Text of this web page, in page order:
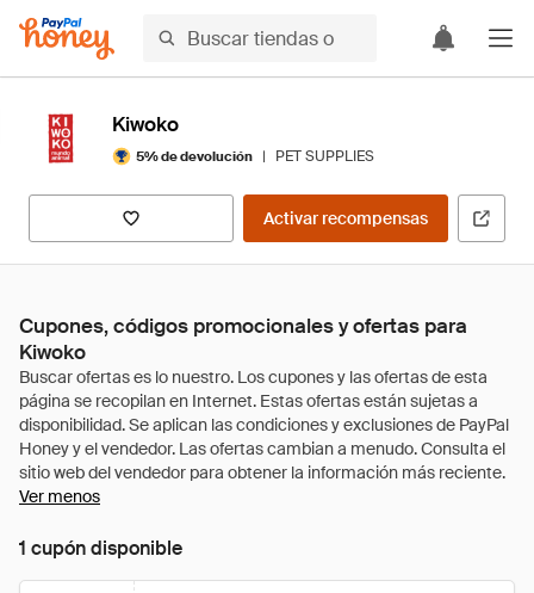
Kiwoko
5% de devolución | PET SUPPLIES
Activar recompensas
Cupones, códigos promocionales y ofertas para
Kiwoko
Ver menos
1 cupón disponible